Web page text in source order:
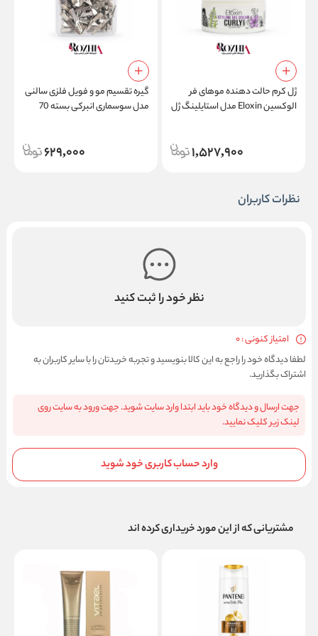
ژل کرم حالت دهنده موهای فر
الوکسین Eloxin مدل استایلینگ ژل
1,527,900
گیره تقسیم مو و فویل فلزی سالنی
مدل سوسماری انبرکی بسته 70
629,000
نظرات کاربران
نظر خود را ثبت کنید
امتیاز کنونی : 0
لطفا دیدگاه خود را راجع به این کالا بنویسید و تجربه خریدتان را با سایر کاربران به
اشتراک بگذارید.
جهت ارسال و دیدگاه خود باید ابتدا وارد سایت شوید. جهت ورود به سایت روی
لینک زیر کلیک نمایید.
وارد حساب کاربری خود شوید
مشتریانی که از این مورد خریداری کرده اند